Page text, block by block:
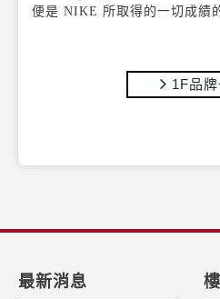
便是 NIKE 所取得的一切成績
1F品
最新消息